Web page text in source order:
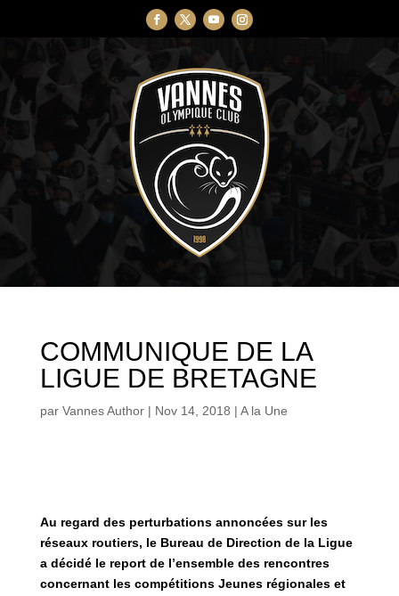
COMMUNIQUE DE LA
LIGUE DE BRETAGNE
par Vannes Author| Nov 14, 2018 | A la Une
Au regard des perturbations annoncées sur les
réseaux routiers, le Bureau de Direction de la Ligue
a décidé le report de l’ensemble des rencontres
concernant les compétitions Jeunes régionales et